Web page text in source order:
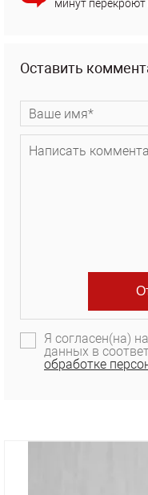
минут
Оставить
Я согласен(на)
данных в
обработке